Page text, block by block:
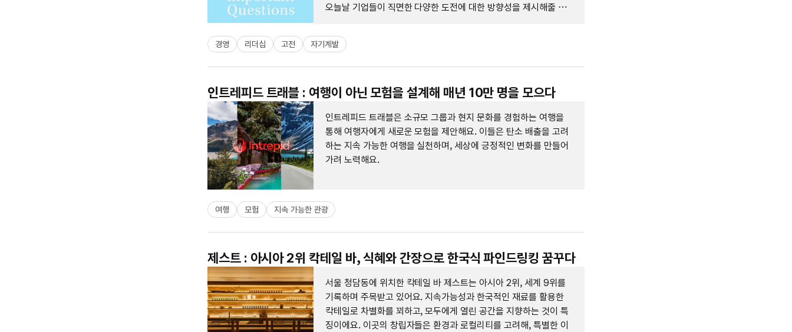
오늘날 기업들이 직면한 다양한 도전에 대한 방향성을 제시해줄 수
경영 리더십 고전 자기계발
인트레피드 트래블 : 여행이 아닌 모험을 설계해 매년 10만 명을 모으다
인트레피드 트래블은 소규모 그룹과 현지 문화를 경험하는 여행을
통해 여행자에게 새로운 모험을 제안해요. 이들은 탄소 배출을 고려
하는 지속 가능한 여행을 실천하며, 세상에 긍정적인 변화를 만들어
가려 노력해요.
여행 모험 지속 가능한 관광
제스트 : 아시아 2위 칵테일 바, 식혜와 간장으로 한국식 파인드링킹 꿈꾸다
서울 청담동에 위치한 칵테일 바 제스트는 아시아 2위, 세계 9위를
기록하며 주목받고 있어요. 지속가능성과 한국적인 재료를 활용한
칵테일로 차별화를 꾀하고, 모두에게 열린 공간을 지향하는 것이 특
징이에요. 이곳의 창립자들은 환경과 로컬리티를 고려해, 특별한 이